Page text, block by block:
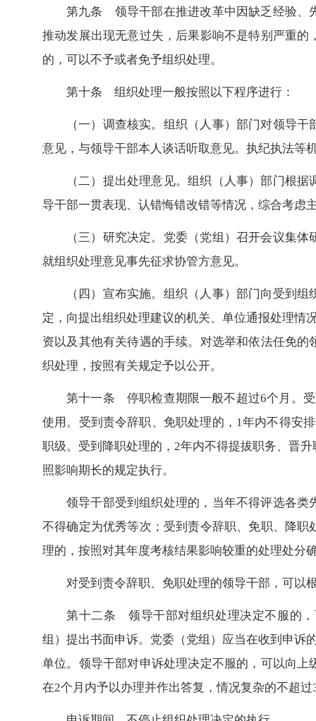
第九条 领导干部在推进改革中因缺乏经验、
推动发展出现无意过失，后果影响不是特别严重
的，可以不予或者免予组织处理。
第十条 组织处理一般按照以下程序进行：
（一）调查核实。组织（人事）部门对领导
意见，与领导干部本人谈话听取意见。执纪执法等
（二）提出处理意见。组织（人事）部门根
导干部一贯表现、认错悔错改错等情况，综合考虑
（三）研究决定。党委（党组）召开会议集
就组织处理意见事先征求协管方意见。
（四）宣布实施。组织（人事）部门向受到
定，向提出组织处理建议的机关、单位通报处理情
资以及其他有关待遇的手续。对选举和依法任免
织处理，按照有关规定予以公开。
第十一条 停职检查期限一般不超过6个月。
使用。受到责令辞职、免职处理的，1年内不得安
职级。受到降职处理的，2年内不得提拔职务、晋
照影响期长的规定执行。
领导干部受到组织处理的，当年不得评选各
不得确定为优秀等次；受到责令辞职、免职、降
理的，按照对其年度考核结果影响较重的处理处分
对受到责令辞职、免职处理的领导干部，可以
第十二条 领导干部对组织处理决定不服的
组）提出书面申诉。党委（党组）应当在收到申诉
单位。领导干部对申诉处理决定不服的，可以向
在2个月内予以办理并作出答复，情况复杂的不超过